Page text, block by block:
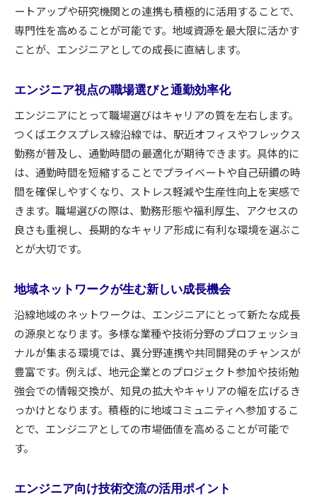
エンジニア向け学習環境の整った地域
地域ネットワークが支える技術者育成
専門性を高める地域連携のポイント解説
共同プロジェクトで専門性を深める方法
技術者同士のつながりが生む成長効果
研究施設と連携したスキルアップ術
地域コミュニティで学ぶ新技術の動向
エンジニアに役立つ情報共有の実践法
キャリアアップ志向のエンジニアが選ぶ理由
エンジニアが沿線を選ぶキャリアアップ戦略
専門性向上に適した職場環境の魅力
ネットワーク形成で広がるキャリアチャンス
エンジニアの挑戦を後押しする沿線文化
将来性を見据えたエリア選びのポイント
通勤利便性が支えるエンジニアの働き方改革
エンジニアの働き方を変える通勤環境
時短通勤が可能にする成長への時間投資
仕事と生活の両立を実現する沿線の魅力
新しい働き方を実現する沿線の可能性
ートアップや研究機関との連携も積極的に活用することで、
専門性を高めることが可能です。地域資源を最大限に活かす
ことが、エンジニアとしての成長に直結します。
エンジニア視点の職場選びと通勤効率化
エンジニアにとって職場選びはキャリアの質を左右します。
つくばエクスプレス線沿線では、駅近オフィスやフレックス
勤務が普及し、通勤時間の最適化が期待できます。具体的に
は、通勤時間を短縮することでプライベートや自己研鑽の時
間を確保しやすくなり、ストレス軽減や生産性向上を実感で
きます。職場選びの際は、勤務形態や福利厚生、アクセスの
良さも重視し、長期的なキャリア形成に有利な環境を選ぶこ
とが大切です。
地域ネットワークが生む新しい成長機会
沿線地域のネットワークは、エンジニアにとって新たな成長
の源泉となります。多様な業種や技術分野のプロフェッショ
ナルが集まる環境では、異分野連携や共同開発のチャンスが
豊富です。例えば、地元企業とのプロジェクト参加や技術勉
強会での情報交換が、知見の拡大やキャリアの幅を広げるき
っかけとなります。積極的に地域コミュニティへ参加するこ
とで、エンジニアとしての市場価値を高めることが可能で
す。
エンジニア向け技術交流の活用ポイント